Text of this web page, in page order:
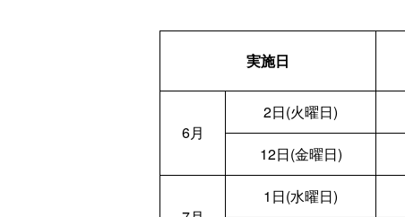
実施日
6月
2日(火曜日)
12日(金曜日)
1日(水曜日)